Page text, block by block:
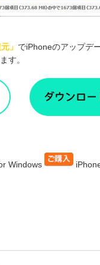
」 でiPhoneのアップデ
す。
Windows